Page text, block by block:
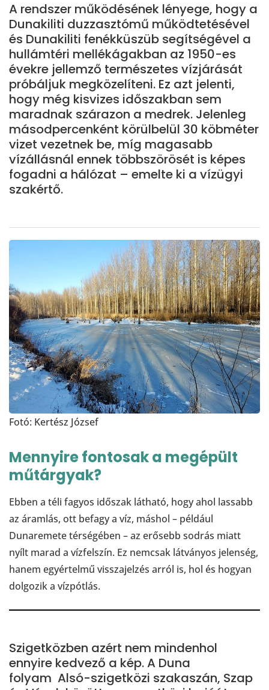
A rendszer működésének lényege, hogy a
Dunakiliti duzzasztómű működtetésével
és Dunakiliti fenékküszüb segítségével a
hullámtéri mellékágakban az 1950-es
évekre jellemző természetes vízjárását
próbáljuk megközelíteni. Ez azt jelenti,
hogy még kisvizes időszakban sem
maradnak szárazon a medrek. Jelenleg
másodpercenként körülbelül 30 köbméter
vizet vezetnek be, míg magasabb
vízállásnál ennek többszörösét is képes
fogadni a hálózat – emelte ki a vízügyi
szakértő.
Fotó: Kertész József
Mennyire fontosak a megépült
műtárgyak?
Ebben a téli fagyos időszak látható, hogy ahol lassabb
az áramlás, ott befagy a víz, máshol – például
Dunaremete térségében – az erősebb sodrás miatt
nyílt marad a vízfelszín. Ez nemcsak látványos jelenség,
hanem egyértelmű visszajelzés arról is, hol és hogyan
dolgozik a vízpótlás.
Szigetközben azért nem mindenhol
ennyire kedvező a kép. A Duna
folyam Alsó-szigetközi szakaszán, Szap